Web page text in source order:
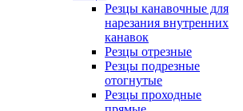
Резцы канавочные для
нарезания внутренних
канавок
Резцы отрезные
Резцы подрезные
отогнутые
Резцы проходные